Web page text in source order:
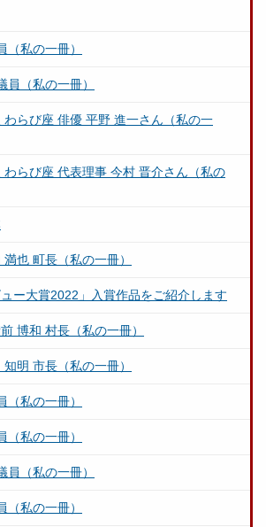
（私の一冊）
員（私の一冊）
わらび座 俳優 平野 進一さん（私の一
わらび座 代表理事 今村 晋介さん（私の
也 町長（私の一冊）
ュー大賞2022」入賞作品をご紹介します
博和 村長（私の一冊）
明 市長（私の一冊）
（私の一冊）
（私の一冊）
員（私の一冊）
（私の一冊）